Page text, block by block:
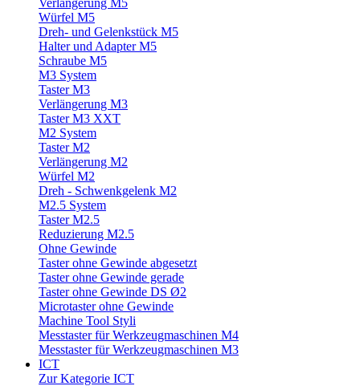
Verlängerung M5
Würfel M5
Dreh- und Gelenkstück M5
Halter und Adapter M5
Schraube M5
M3 System
Taster M3
Verlängerung M3
Taster M3 XXT
M2 System
Taster M2
Verlängerung M2
Würfel M2
Dreh - Schwenkgelenk M2
M2.5 System
Taster M2.5
Reduzierung M2.5
Ohne Gewinde
Taster ohne Gewinde abgesetzt
Taster ohne Gewinde gerade
Taster ohne Gewinde DS Ø2
Microtaster ohne Gewinde
Machine Tool Styli
Messtaster für Werkzeugmaschinen M4
Messtaster für Werkzeugmaschinen M3
ICT
Zur Kategorie ICT